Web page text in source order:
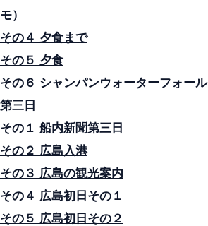
モ）
その４ 夕食まで
その５ 夕食
その６ シャンパンウォーターフォール
第三日
その１ 船内新聞第三日
その２ 広島入港
その３ 広島の観光案内
その４ 広島初日その１
その５ 広島初日その２